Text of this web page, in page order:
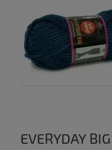
EVERYDAY